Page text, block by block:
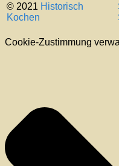
© 2021 Historisch
Kochen
Cookie-Zustimmung